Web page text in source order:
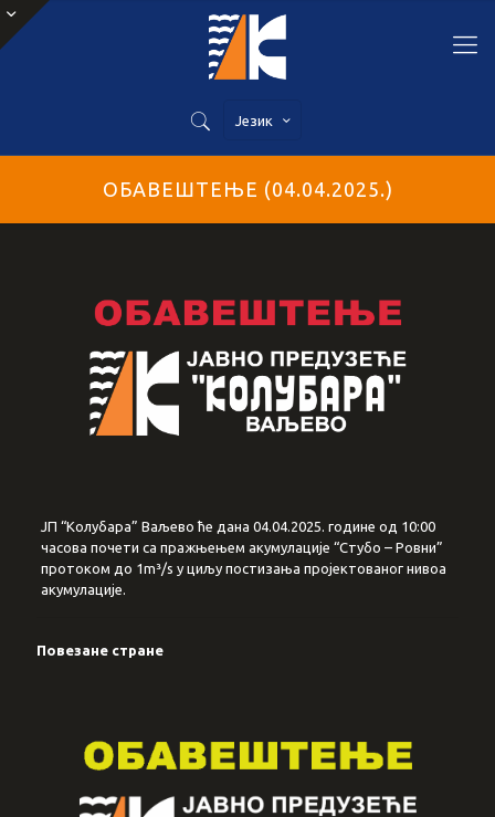
Језик
ОБАВЕШТЕЊЕ (04.04.2025.)
ЈП “Колубара” Ваљево ће дана 04.04.2025. године од 10:00
часова почети са пражњењем акумулације “Стубо – Ровни”
протоком до 1m³/s у циљу постизања пројектованог нивоа
акумулације.
Повезане стране